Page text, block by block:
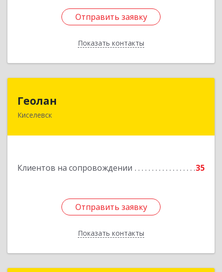
Отправить заявку
Показать контакты
Отправить заявку
Назад
Геолан
Киселевск
Клиентов на сопровождении 35
Отправить заявку
Показать контакты
Отправить заявку
Назад